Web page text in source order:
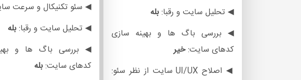
◀ تحلیل سایت و رقبا:بله
◀ بررسی باگ ها و بهینه سازی
کدهای سایت:خیر
◀ اصلاح UI/UX سایت از نظر سئو:
◀ سئو تکنیکال و سرعت
◀ تحلیل سایت و رقبا:بله
◀ بررسی باگ ها و
کدهای سایت:بله